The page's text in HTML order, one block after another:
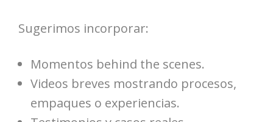
Sugerimos incorporar:
Momentos behind the scenes.
Videos breves mostrando procesos,
empaques o experiencias.